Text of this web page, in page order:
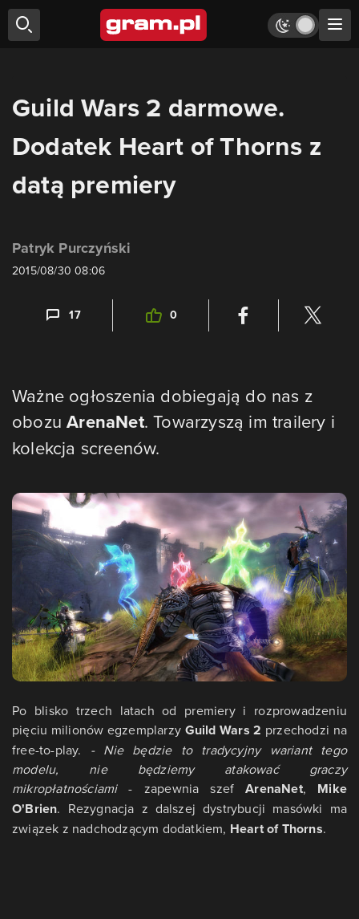
Guild Wars 2 darmowe.
Dodatek Heart of Thorns z
datą premiery
Patryk Purczyński
2015/08/30 08:06
17 0
Ważne ogłoszenia dobiegają do nas z
obozuArenaNet. Towarzyszą im trailery i
kolekcja screenów.
Po blisko trzech latach od premiery i rozprowadzeniu
pięciu milionów egzemplarzy Guild Wars 2 przechodzi na
free-to-play. - Nie będzie to tradycyjny wariant tego
modelu, nie będziemy atakować graczy
mikropłatnościami- zapewnia szefArenaNet, Mike
O'Brien. Rezygnacja z dalszej dystrybucji masówki ma
związek z nadchodzącym dodatkiem, Heart of Thorns.